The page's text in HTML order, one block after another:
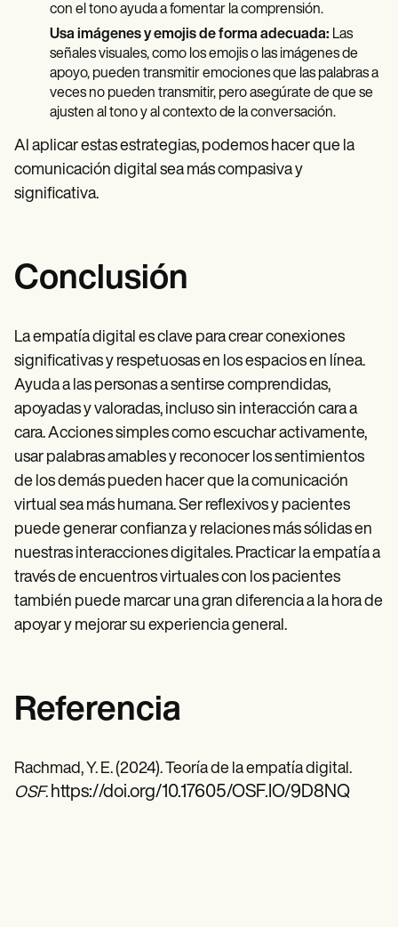
con el tono ayuda a fomentar la comprensión.
Usa imágenes y emojis de forma adecuada: Las
señales visuales, como los emojis o las imágenes de
apoyo, pueden transmitir emociones que las palabras a
veces no pueden transmitir, pero asegúrate de que se
ajusten al tono y al contexto de la conversación.
Al aplicar estas estrategias, podemos hacer que la
comunicación digital sea más compasiva y
significativa.
Conclusión
La empatía digital es clave para crear conexiones
significativas y respetuosas en los espacios en línea.
Ayuda a las personas a sentirse comprendidas,
apoyadas y valoradas, incluso sin interacción cara a
cara. Acciones simples como escuchar activamente,
usar palabras amables y reconocer los sentimientos
de los demás pueden hacer que la comunicación
virtual sea más humana. Ser reflexivos y pacientes
puede generar confianza y relaciones más sólidas en
nuestras interacciones digitales. Practicar la empatía a
través de encuentros virtuales con los pacientes
también puede marcar una gran diferencia a la hora de
apoyar y mejorar su experiencia general.
Referencia
Rachmad, Y. E. (2024). Teoría de la empatía digital.
OSF. https://doi.org/10.17605/OSF.IO/9D8NQ